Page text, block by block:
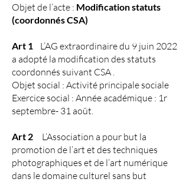
Objet de l’acte : Modification statuts
(coordonnés CSA)
Art 1
L’AG extraordinaire du 9 juin 2022
a adopté la modification des statuts
coordonnés suivant CSA .
Objet social : Activité principale sociale
Exercice social : Année académique : 1r
septembre- 31 août.
Art 2 L’Association a pour but la
promotion de l’art et des techniques
photographiques et de l’art numérique
dans le domaine culturel sans but